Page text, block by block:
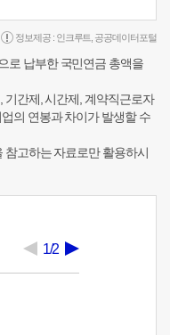
정보제공 : 인크루트 공공데이터포털
로 납부한 국민연금 총액을
기간제, 시간제, 계약직근로자
의 연봉과 차이가 발생할 수
참고하는 자료로만 활용하시
1/2